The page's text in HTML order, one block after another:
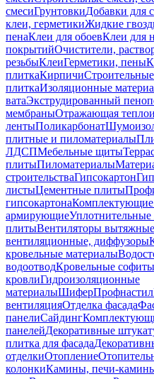
смесиГрунтовкиДобавки для
клеи, герметикиЖидкие
пенаКлеи для обоевКлеи для
покрытийОчистители,
резьбыКлеиГерметики, пены
плиткаКирпичи
плиткаИзоляционные
ватаЭкструдированный
мембраныОтражающая
лентыПоликарбонат
плитные и пиломатериалы
ЛДСПМебельные щиты
плитыПиломатериалы
строительстваГипсокартон
листыЦементные плиты
гипсокартонаКомплектующие
армирующиеУплотнительные
плитыВентиляторы вытяжные
вентиляционные, диффузоры
кровельные материалы
водоотводКровельные софиты
кровлиГидроизоляционные
материалыШиферПрофнастил
вентиляцияОтделка фасада
панелиСайдинг
панелейДекоративные
плитка для фасада
отделкиОтопление
колонкиКамины, печи-